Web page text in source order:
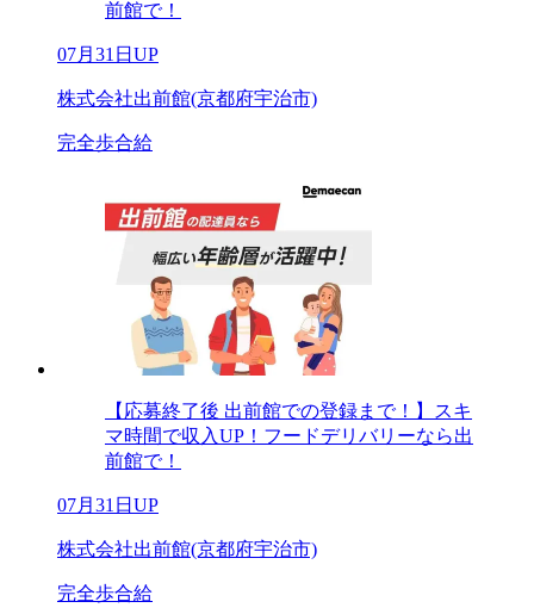
前館で！
07月31日UP
株式会社出前館(京都府宇治市)
完全歩合給
【応募終了後 出前館での登録まで！】スキ
マ時間で収入UP！フードデリバリーなら出
前館で！
07月31日UP
株式会社出前館(京都府宇治市)
完全歩合給